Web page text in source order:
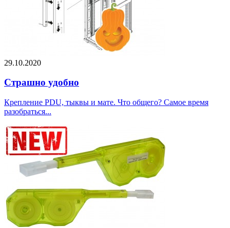
29.10.2020
Страшно удобно
Крепление PDU, тыквы и мате. Что общего? Самое время
разобраться...